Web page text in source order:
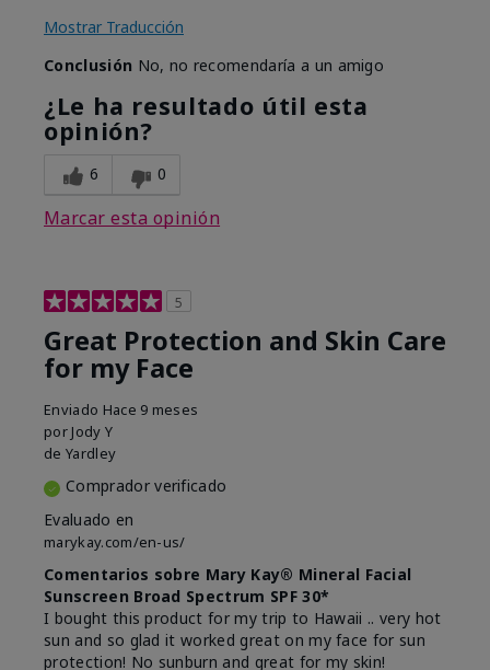
Mostrar Traducción
Conclusión No, no recomendaría a un amigo
¿Le ha resultado útil esta
opinión?
6 0
Marcar esta opinión
5
Great Protection and Skin Care
for my Face
Enviado Hace 9 meses
por Jody Y
de Yardley
Comprador verificado
Evaluado en
marykay.com/en-us/
Comentarios sobre Mary Kay® Mineral Facial
Sunscreen Broad Spectrum SPF 30*
I bought this product for my trip to Hawaii .. very hot
sun and so glad it worked great on my face for sun
protection! No sunburn and great for my skin!